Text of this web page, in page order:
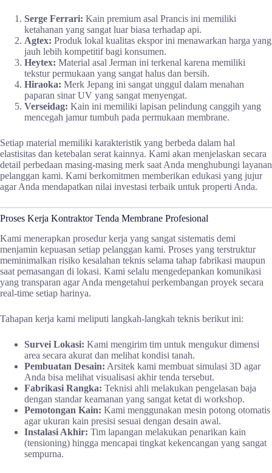
Serge Ferrari: Kain premium asal Prancis ini memiliki
ketahanan yang sangat luar biasa terhadap api.
Agtex: Produk lokal kualitas ekspor ini menawarkan harga yang
jauh lebih kompetitif bagi konsumen.
Heytex: Material asal Jerman ini terkenal karena memiliki
tekstur permukaan yang sangat halus dan bersih.
Hiraoka: Merk Jepang ini sangat unggul dalam menahan
paparan sinar UV yang sangat menyengat.
Verseidag: Kain ini memiliki lapisan pelindung canggih yang
mencegah jamur tumbuh pada permukaan membrane.
Setiap material memiliki karakteristik yang berbeda dalam hal
elastisitas dan ketebalan serat kainnya. Kami akan menjelaskan secara
detail perbedaan masing-masing merk saat Anda menghubungi layanan
pelanggan kami. Kami berkomitmen memberikan edukasi yang jujur
agar Anda mendapatkan nilai investasi terbaik untuk properti Anda.
Proses Kerja Kontraktor Tenda Membrane Profesional
Kami menerapkan prosedur kerja yang sangat sistematis demi
menjamin kepuasan setiap pelanggan kami. Proses yang terstruktur
meminimalkan risiko kesalahan teknis selama tahap fabrikasi maupun
saat pemasangan di lokasi. Kami selalu mengedepankan komunikasi
yang transparan agar Anda mengetahui perkembangan proyek secara
real-time setiap harinya.
Tahapan kerja kami meliputi langkah-langkah teknis berikut ini:
Survei Lokasi: Kami mengirim tim untuk mengukur dimensi
area secara akurat dan melihat kondisi tanah.
Pembuatan Desain: Arsitek kami membuat simulasi 3D agar
Anda bisa melihat visualisasi akhir tenda tersebut.
Fabrikasi Rangka: Teknisi ahli melakukan pengelasan baja
dengan standar keamanan yang sangat ketat di workshop.
Pemotongan Kain: Kami menggunakan mesin potong otomatis
agar ukuran kain presisi sesuai dengan desain awal.
Instalasi Akhir: Tim lapangan melakukan penarikan kain
(tensioning) hingga mencapai tingkat kekencangan yang sangat
sempurna.